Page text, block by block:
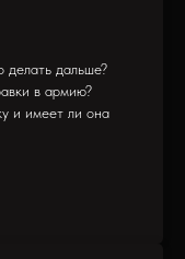
делать дальше?
в армию?
и имеет ли она